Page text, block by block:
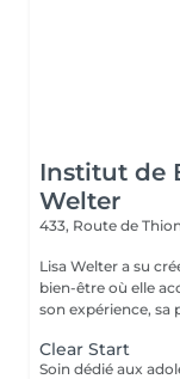
Institut de
Welter
433, Route de
Lisa Welter a su
bien-être où elle
son expérience, sa
Clear Start
Soin dédié aux